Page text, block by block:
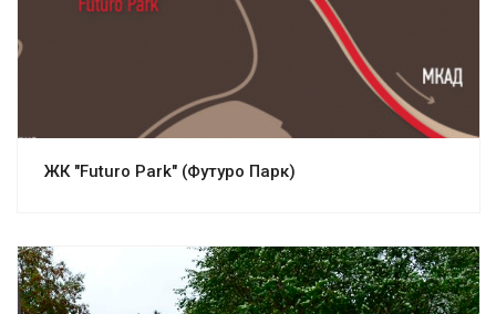
ЖК "Futuro Park" (Футуро Парк)